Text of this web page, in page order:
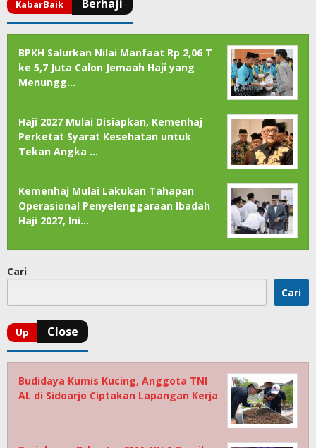
BPKH Salurkan Nilai Manfaat Rp 2,06 T
ke 5,7 Juta Calon Jemaah Haji yang
Menungg…
Haji 2027 Mulai Disiapkan, Kemenhaj
Perketat Syarat Kesehatan untuk
Tekan Angka …
Kemenhaj Mulai Lakukan Tahapan
Operasional Penyelenggaraan Ibadah
Haji 2027, Ini…
Cari
Cari
Budidaya Kumis Kucing, Anggota TNI
AL di Sidoarjo Ciptakan Lapangan Kerja